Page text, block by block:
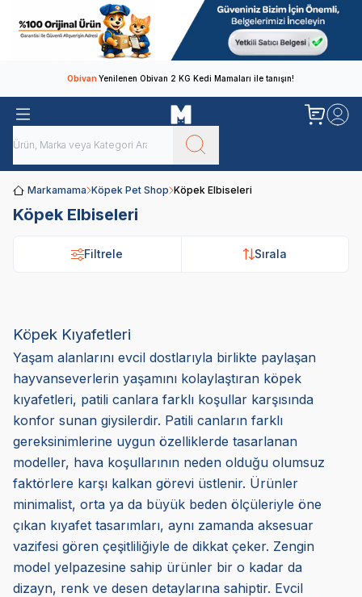
ObivanYenilenen Obivan 2 KG Kedi Mamaları ile tanışın!
Markamama Köpek Pet Shop Köpek Elbiseleri
Köpek Elbiseleri
Filtrele Sırala
Filtrele Sırala
Köpek Kıyafetleri
Yaşam alanlarını evcil dostlarıyla birlikte paylaşan
hayvanseverlerin yaşamını kolaylaştıran köpek
kıyafetleri, patili canlara farklı koşullar karşısında
konfor sunan giysilerdir. Patili canların farklı
gereksinimlerine uygun özelliklerde tasarlanan
modeller, hava koşullarının neden olduğu olumsuz
faktörlere karşı kalkan görevi üstlenir. Ürünler
minimalist, orta ya da büyük beden ölçüleriyle öne
çıkan kıyafet tasarımları, aynı zamanda aksesuar
vazifesi gören çeşitliliğiyle de dikkat çeker. Zengin
model yelpazesine sahip ürünler bir o kadar da
dizayn, renk ve desen detaylarına sahiptir. Evcil